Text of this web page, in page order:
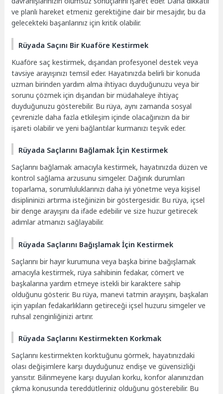
ve planlı hareket etmeniz gerektiğine dair bir mesajdır, bu da
gelecekteki başarılarınız için kritik olabilir.
Rüyada Saçını Bir Kuaföre Kestirmek
Kuaföre saç kestirmek, dışarıdan profesyonel destek veya
tavsiye arayışınızı temsil eder. Hayatınızda belirli bir konuda
uzman birinden yardım alma ihtiyacı duyduğunuzu veya bir
sorunu çözmek için dışarıdan bir müdahaleye ihtiyaç
duyduğunuzu gösterebilir. Bu rüya, aynı zamanda sosyal
çevrenizle daha fazla etkileşim içinde olacağınızın da bir
işareti olabilir ve yeni bağlantılar kurmanızı teşvik eder.
Rüyada Saçlarını Bağlamak İçin Kestirmek
Saçlarını bağlamak amacıyla kestirmek, hayatınızda düzen ve
kontrol sağlama arzusunu simgeler. Dağınık durumları
toparlama, sorumluluklarınızı daha iyi yönetme veya kişisel
disiplininizi artırma isteğinizin bir göstergesidir. Bu rüya, içsel
bir denge arayışını da ifade edebilir ve size huzur getirecek
adımlar atmanızı sağlayabilir.
Rüyada Saçlarını Bağışlamak İçin Kestirmek
Saçlarını bir hayır kurumuna veya başka birine bağışlamak
amacıyla kestirmek, rüya sahibinin fedakar, cömert ve
başkalarına yardım etmeye istekli bir karaktere sahip
olduğunu gösterir. Bu rüya, manevi tatmin arayışını, başkaları
için yapılan fedakarlıkların getireceği içsel huzuru simgeler ve
ruhsal zenginliğinizi artırır.
Rüyada Saçlarını Kestirmekten Korkmak
Saçlarını kestirmekten korktuğunu görmek, hayatınızdaki
olası değişimlere karşı duyduğunuz endişe ve güvensizliği
yansıtır. Bilinmeyene karşı duyulan korku, konfor alanınızdan
çıkma konusunda tereddütleriniz olduğunu gösterebilir. Bu